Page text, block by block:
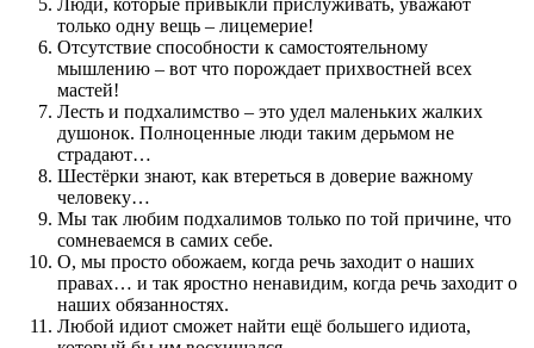
Люди, которые привыкли прислуживать, уважают
только одну вещь – лицемерие!
Отсутствие способности к самостоятельному
мышлению – вот что порождает прихвостней всех
мастей!
Лесть и подхалимство – это удел маленьких жалких
душонок. Полноценные люди таким дерьмом не
страдают…
Шестёрки знают, как втереться в доверие важному
человеку…
Мы так любим подхалимов только по той причине, что
сомневаемся в самих себе.
О, мы просто обожаем, когда речь заходит о наших
правах… и так яростно ненавидим, когда речь заходит о
наших обязанностях.
Любой идиот сможет найти ещё большего идиота,